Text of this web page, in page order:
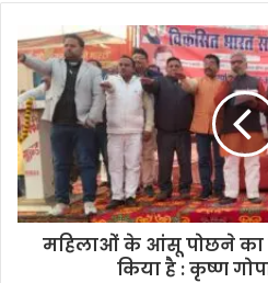
महिलाओं के आंसू पोछने का
किया है : कृष्ण